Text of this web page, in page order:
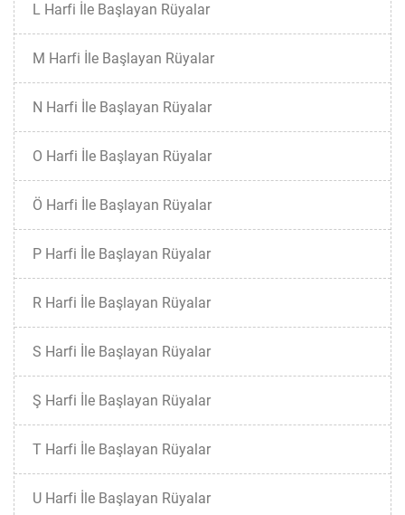
L Harfi İle Başlayan Rüyalar
M Harfi İle Başlayan Rüyalar
N Harfi İle Başlayan Rüyalar
O Harfi İle Başlayan Rüyalar
Ö Harfi İle Başlayan Rüyalar
P Harfi İle Başlayan Rüyalar
R Harfi İle Başlayan Rüyalar
S Harfi İle Başlayan Rüyalar
Ş Harfi İle Başlayan Rüyalar
T Harfi İle Başlayan Rüyalar
U Harfi İle Başlayan Rüyalar